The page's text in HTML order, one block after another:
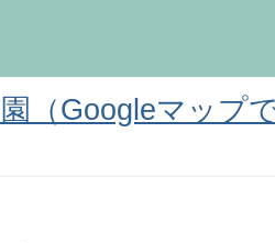
（Googleマップ